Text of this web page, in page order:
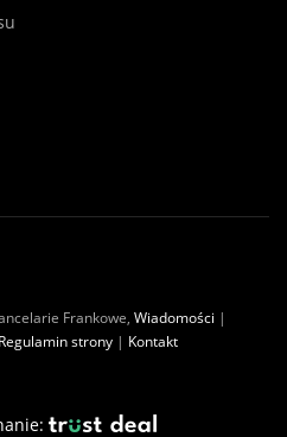
Frankowe, Wiadomości |
Regulamin strony | Kontakt